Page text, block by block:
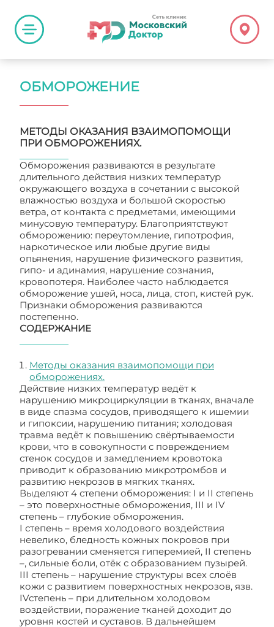
ОБМОРОЖЕНИЕ
МЕТОДЫ ОКАЗАНИЯ ВЗАИМОПОМОЩИ
ПРИ ОБМОРОЖЕНИЯХ.
Обморожения развиваются в результате
длительного действия низких температур
окружающего воздуха в сочетании с высокой
влажностью воздуха и большой скоростью
ветра, от контакта с предметами, имеющими
минусовую температуру. Благоприятствуют
обморожению: переутомление, гипотрофия,
наркотическое или любые другие виды
опьянения, нарушение физического развития,
гипо- и адинамия, нарушение сознания,
кровопотеря. Наиболее часто наблюдается
обморожение ушей, носа, лица, стоп, кистей рук.
Признаки обморожения развиваются
постепенно.
СОДЕРЖАНИЕ
Методы оказания взаимопомощи при
обморожениях.
Действие низких температур ведёт к
нарушению микроциркуляции в тканях, вначале
в виде спазма сосудов, приводящего к ишемии
и гипоксии, нарушению питания; холодовая
травма ведёт к повышению свёртываемости
крови, что в совокупности с повреждением
стенок сосудов и замедлением кровотока
приводит к образованию микротромбов и
развитию некрозов в мягких тканях.
Выделяют 4 степени обморожения: I и II степень
– это поверхностные обморожения, III и IV
степень – глубокие обморожения.
I степень – время холодового воздействия
невелико, бледность кожных покровов при
разогревании сменяется гиперемией, II степень
–, сильные боли, отёк с образованием пузырей.
III степень – нарушение структуры всех слоёв
кожи с развитием поверхностных некрозов, язв.
IVстепень – при длительном холодовом
воздействии, поражение тканей доходит до
уровня костей и суставов. В дальнейшем